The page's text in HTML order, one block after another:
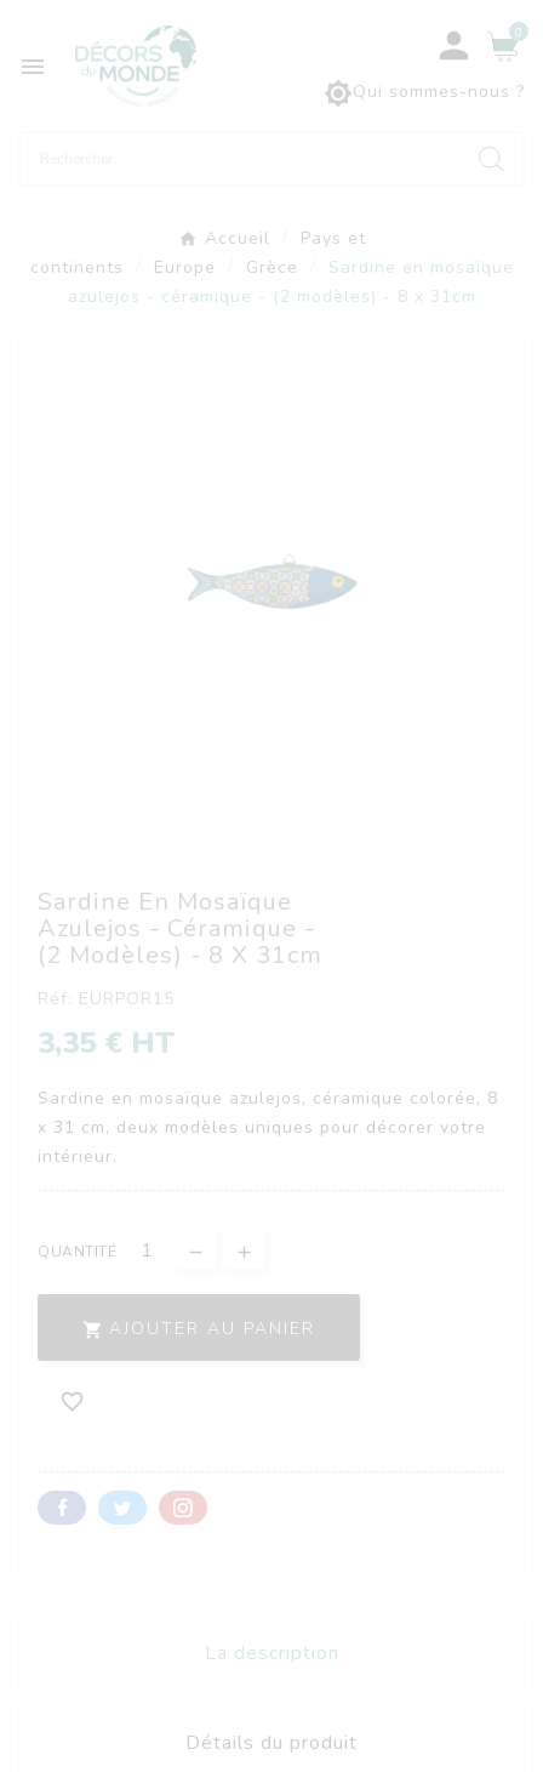

Qui sommes-nous ?
 0
Accueil
Pays et
continents
Europe Grèce
Sardine en mosaïque
azulejos - céramique - (2 modèles) - 8 x 31cm
Sardine En Mosaïque
Azulejos - Céramique -
(2 Modèles) - 8 X 31cm
Réf: EURPOR15
3,35 € HT
Sardine en mosaïque azulejos, céramique colorée, 8
x 31 cm, deux modèles uniques pour décorer votre
intérieur.
QUANTITÉ
 AJOUTER AU PANIER

La description
Détails du produit